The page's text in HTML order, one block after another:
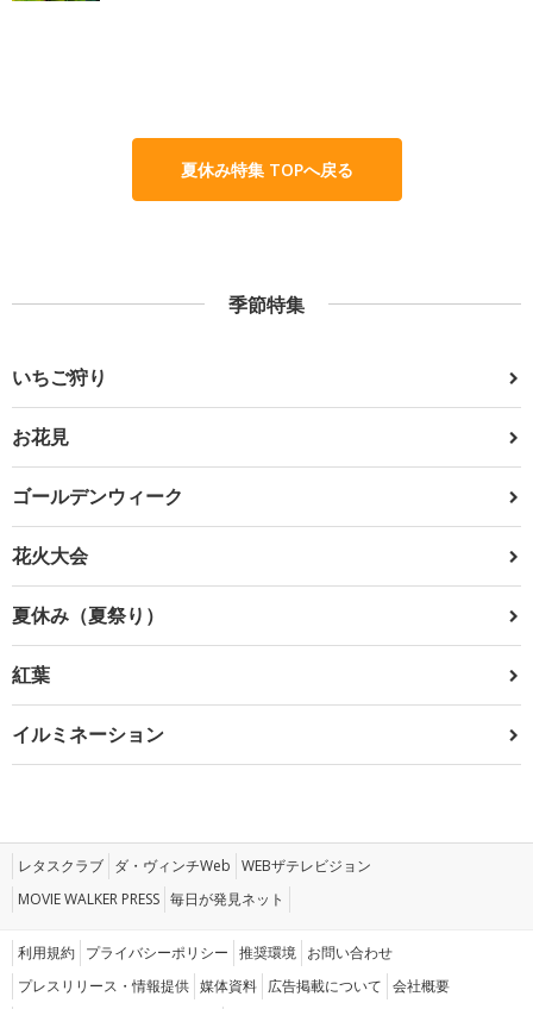
夏休み特集 TOPへ戻る
季節特集
いちご狩り
お花見
ゴールデンウィーク
花火大会
夏休み（夏祭り）
紅葉
イルミネーション
レタスクラブ ダ・ヴィンチWeb WEBザテレビジョン
MOVIE WALKER PRESS 毎日が発見ネット
利用規約 プライバシーポリシー 推奨環境 お問い合わせ
プレスリリース・情報提供 媒体資料 広告掲載について 会社概要